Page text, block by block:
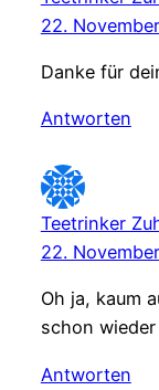
22.
Danke für
Antworten
Teetrinker
22.
Oh ja, kaum
schon wieder
Antworten